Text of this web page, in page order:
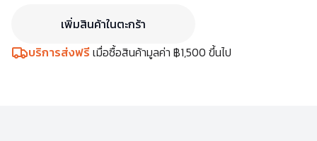
เพิ่มสินค้าในตะกร้า
บริการส่งฟรีเมื่อซื้อสินค้ามูลค่า ฿1,500 ขึ้นไป